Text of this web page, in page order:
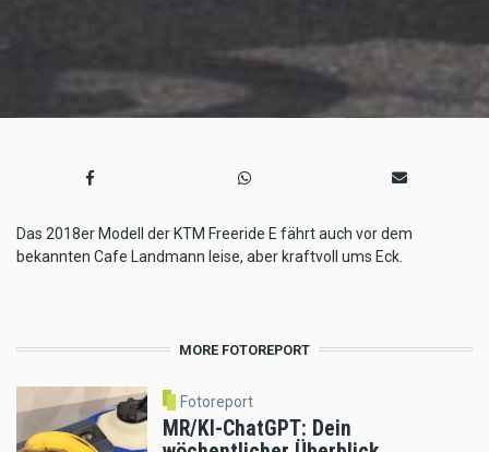
Das 2018er Modell der KTM Freeride E fährt auch vor dem
bekannten Cafe Landmann leise, aber kraftvoll ums Eck.
MORE FOTOREPORT
Fotoreport
MR/KI-ChatGPT: Dein